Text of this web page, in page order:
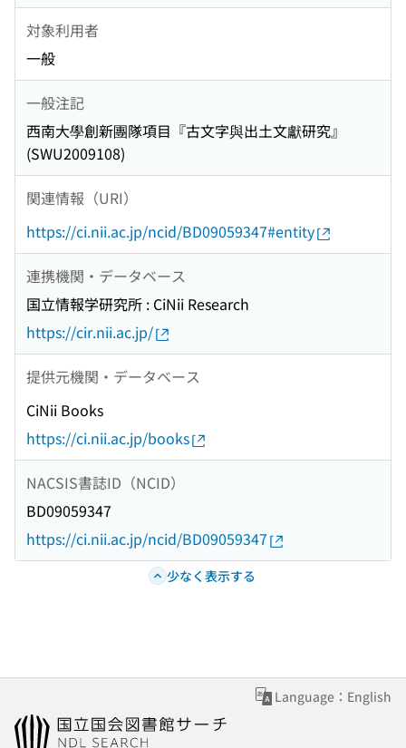
対象利用者
一般
一般注記
西南大學創新團隊項目『古文字與出土文獻研究』
(SWU2009108)
関連情報（URI）
https://ci.nii.ac.jp/ncid/BD09059347#entity
連携機関・データベース
国立情報学研究所 : CiNii Research
https://cir.nii.ac.jp/
提供元機関・データベース
CiNii Books
https://ci.nii.ac.jp/books
NACSIS書誌ID（NCID）
BD09059347
https://ci.nii.ac.jp/ncid/BD09059347
少なく表示する
Language：English